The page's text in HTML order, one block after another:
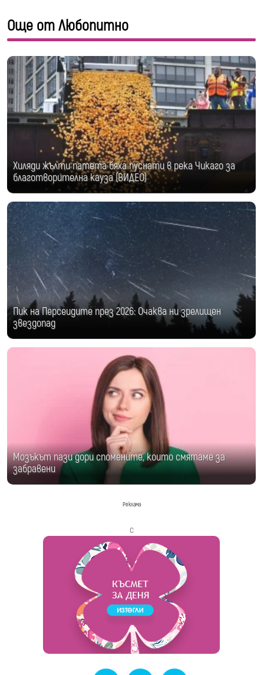
Още от Любопитно
Хиляди жълти патета бяха пуснати в река Чикаго за
благотворителна кауза (ВИДЕО)
Пик на Персеидите през 2026: Очаква ни зрелищен
звездопад
Мозъкът пази дори спомените, които смятаме за
забравени
Реклама
с